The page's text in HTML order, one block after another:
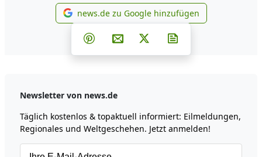
news.de zu Google
news.de zu Google hinzufügen
Teilen auf Facebook
Teilen auf Whatsapp
Teilen auf Telegram
Teilen auf Pinterest
Per E-Mail teilen
Post auf X
Newsletter von news.de
Täglich kostenlos & topaktuell informiert: Eilmeldungen,
Regionales und Weltgeschehen. Jetzt anmelden!